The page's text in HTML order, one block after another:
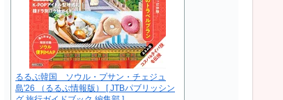
るるぶ韓国 ソウル・プサン・チェジュ
島'26 （るるぶ情報版） [ JTBパブリッシン